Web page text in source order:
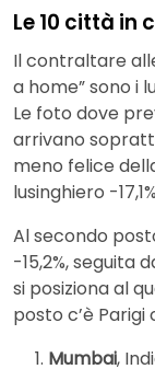
Le 10 città in
Il contraltare
a home” sono i
Le foto dove
arrivano
meno felice
lusinghiero -
Al secondo
-15,2%, seguita
si posiziona al
posto c’è Parigi
Mumbai,